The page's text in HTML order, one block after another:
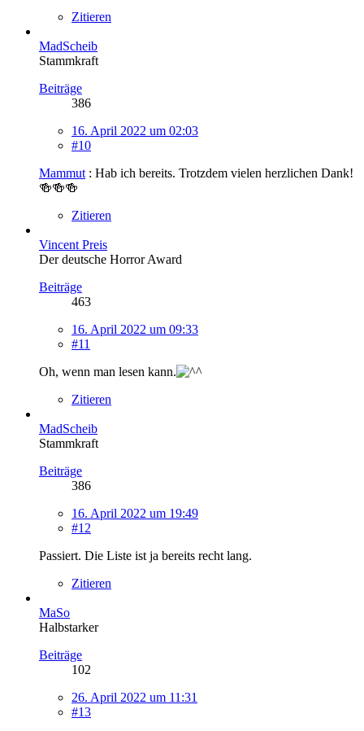
Zitieren
MadScheib
Stammkraft
Beiträge
386
16. April 2022 um 02:03
#10
Mammut : Hab ich bereits. Trotzdem vielen herzlichen Dank!
🍻🍻🍻
Zitieren
Vincent Preis
Der deutsche Horror Award
Beiträge
463
16. April 2022 um 09:33
#11
Oh, wenn man lesen kann.
Zitieren
MadScheib
Stammkraft
Beiträge
386
16. April 2022 um 19:49
#12
Passiert. Die Liste ist ja bereits recht lang.
Zitieren
MaSo
Halbstarker
Beiträge
102
26. April 2022 um 11:31
#13